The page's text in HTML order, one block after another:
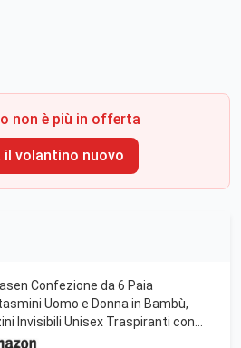
non è più in offerta
il volantino nuovo
Confezione da 6 Paia
Uomo e Donna in Bambù,
Invisibili Unisex Traspiranti con
Antiscivolo, Salvapiedi Morbidi